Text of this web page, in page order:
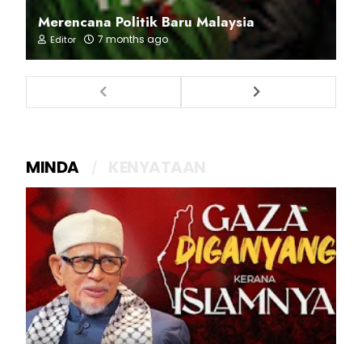
Merencana Politik Baru Malaysia
Editor 7 months ago
MINDA